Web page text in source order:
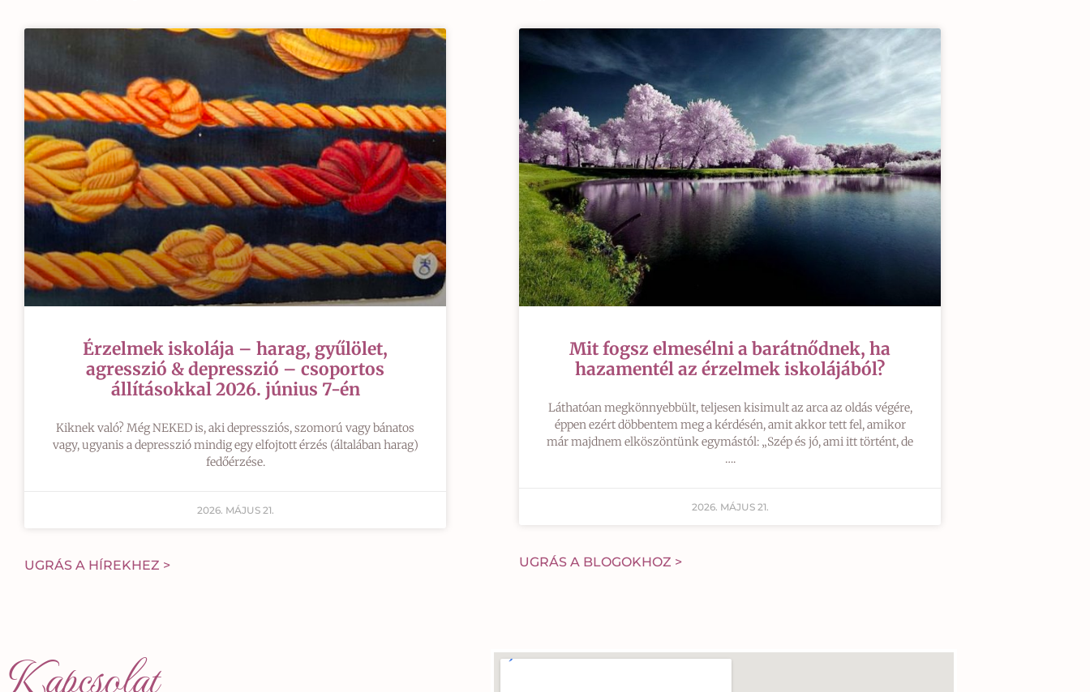
Érzelmek iskolája – harag, gyűlölet,
agresszió & depresszió – csoportos
állításokkal 2026. június 7-én
Kiknek való? Még NEKED is, aki depressziós, szomorú vagy bánatos
vagy, ugyanis a depresszió mindig egy elfojtott érzés (általában harag)
fedőérzése.
2026. MÁJUS 21.
UGRÁS A HÍREKHEZ >
Mit fogsz elmesélni a barátnődnek, ha
hazamentél az érzelmek iskolájából?
Láthatóan megkönnyebbült, teljesen kisimult az arca az oldás végére,
éppen ezért döbbentem meg a kérdésén, amit akkor tett fel, amikor
már majdnem elköszöntünk egymástól: „Szép és jó, ami itt történt, de
….
2026. MÁJUS 21.
UGRÁS A BLOGOKHOZ >